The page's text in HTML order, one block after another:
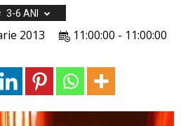
3-6 ANI
11:00:00 - 11:00:00
2013